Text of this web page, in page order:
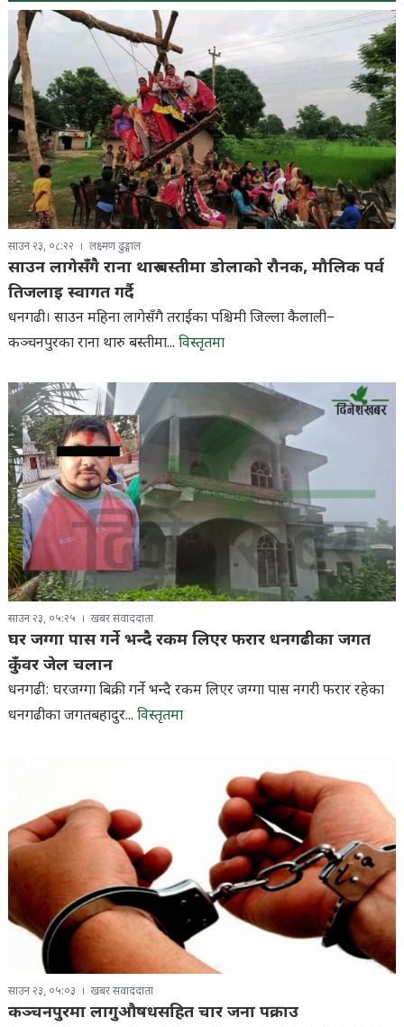
साउन २३, ०८:२२ लक्ष्मण ढुङ्गाल
साउन लागेसँगै राना थारु बस्तीमा डोलाको रौनक, मौलिक पर्व
तिजलाइ स्वागत गर्दै
धनगढी। साउन महिना लागेसँगै तराईका पश्चिमी जिल्ला कैलाली–
कञ्चनपुरका राना थारु बस्तीमा... विस्तृतमा
साउन २३, ०५:२५ खबर संवाददाता
घर जग्गा पास गर्ने भन्दै रकम लिएर फरार धनगढीका जगत
कुँवर जेल चलान
धनगढी: घरजग्गा बिक्री गर्ने भन्दै रकम लिएर जग्गा पास नगरी फरार रहेका
धनगढीका जगतबहादुर... विस्तृतमा
साउन २३, ०५:०३ खबर संवाददाता
कञ्चनपुरमा लागुऔषधसहित चार जना पक्राउ